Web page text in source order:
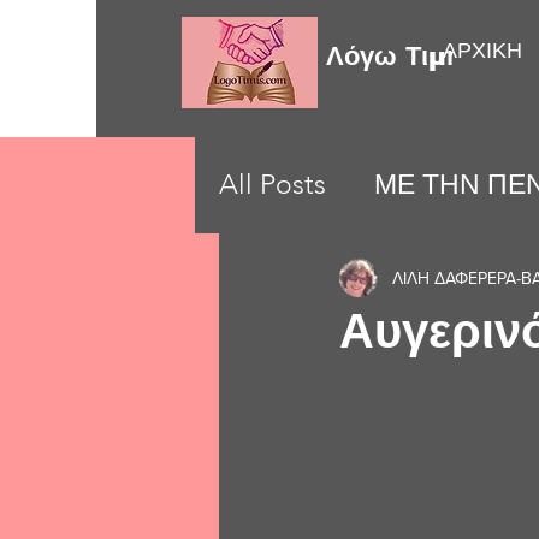
Λόγω ΤιμήςΑΡΧΙΚΗ
All Posts ΜΕ ΤΗΝ
LOVE MOMENTS
ΛΙΛΗ ΔΑΦΕΡΕΡΑ-